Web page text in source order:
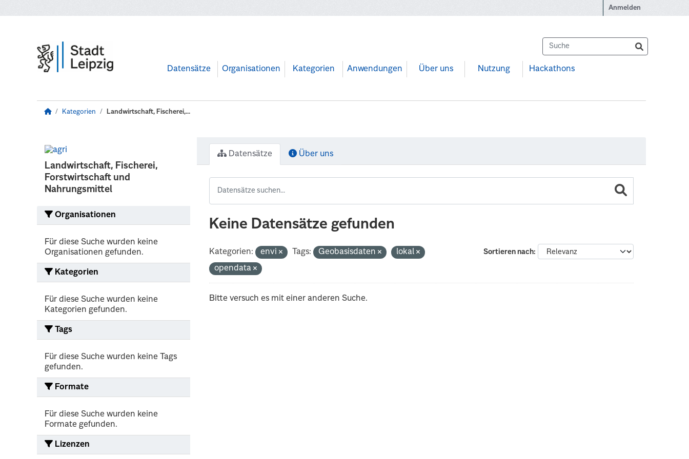
Anmelden
Datensätze Organisationen Kategorien Anwendungen Über uns Nutzung Hackathons
Kategorien Landwirtschaft, Fischerei,...
Landwirtschaft, Fischerei,
Forstwirtschaft und
Nahrungsmittel
Organisationen
Für diese Suche wurden keine
Organisationen gefunden.
Kategorien
Für diese Suche wurden keine
Kategorien gefunden.
Tags
Für diese Suche wurden keine Tags
gefunden.
Formate
Für diese Suche wurden keine
Formate gefunden.
Lizenzen
Datensätze Über uns
Keine Datensätze gefunden
Sortieren nach
Kategorien: envi Tags: Geobasisdaten
lokal
opendata
Bitte versuch es mit einer anderen Suche.